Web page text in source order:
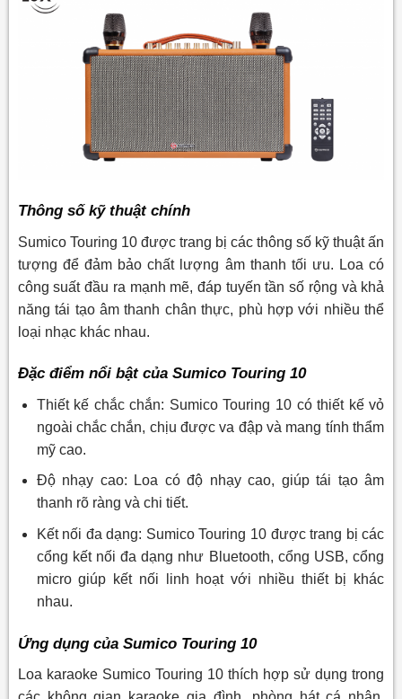
Thông số kỹ thuật chính
Sumico Touring 10 được trang bị các thông số kỹ thuật ấn
tượng để đảm bảo chất lượng âm thanh tối ưu. Loa có
công suất đầu ra mạnh mẽ, đáp tuyến tần số rộng và khả
năng tái tạo âm thanh chân thực, phù hợp với nhiều thể
loại nhạc khác nhau.
Đặc điểm nổi bật của Sumico Touring 10
Thiết kế chắc chắn: Sumico Touring 10 có thiết kế vỏ
ngoài chắc chắn, chịu được va đập và mang tính thẩm
mỹ cao.
Độ nhạy cao: Loa có độ nhạy cao, giúp tái tạo âm
thanh rõ ràng và chi tiết.
Kết nối đa dạng: Sumico Touring 10 được trang bị các
cổng kết nối đa dạng như Bluetooth, cổng USB, cổng
micro giúp kết nối linh hoạt với nhiều thiết bị khác
nhau.
Ứng dụng của Sumico Touring 10
Loa karaoke Sumico Touring 10 thích hợp sử dụng trong